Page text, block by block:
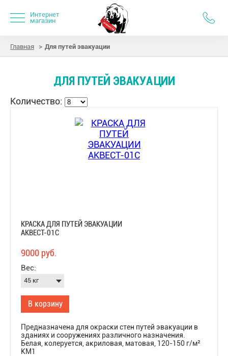
Интернет
магазин
Главная > Для путей эвакуации
ДЛЯ ПУТЕЙ ЭВАКУАЦИИ
Количество:
КРАСКА ДЛЯ ПУТЕЙ ЭВАКУАЦИИ
АКВЕСТ-01C
9000 руб.
Вес:
В корзину
Предназначена для окраски стен путей эвакуации в
зданиях и сооружениях различного назначения.
Белая, колеруется, акриловая, матовая, 120-150 г/м²
КМ1